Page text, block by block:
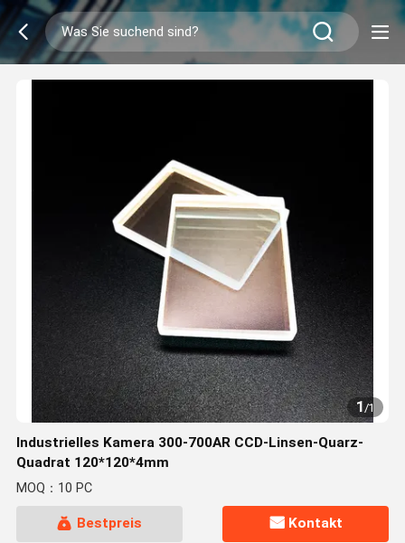
1/1
Industrielles Kamera 300-700AR CCD-Linsen-Quarz-
Quadrat 120*120*4mm
MOQ：10 PC
Bestpreis Kontakt